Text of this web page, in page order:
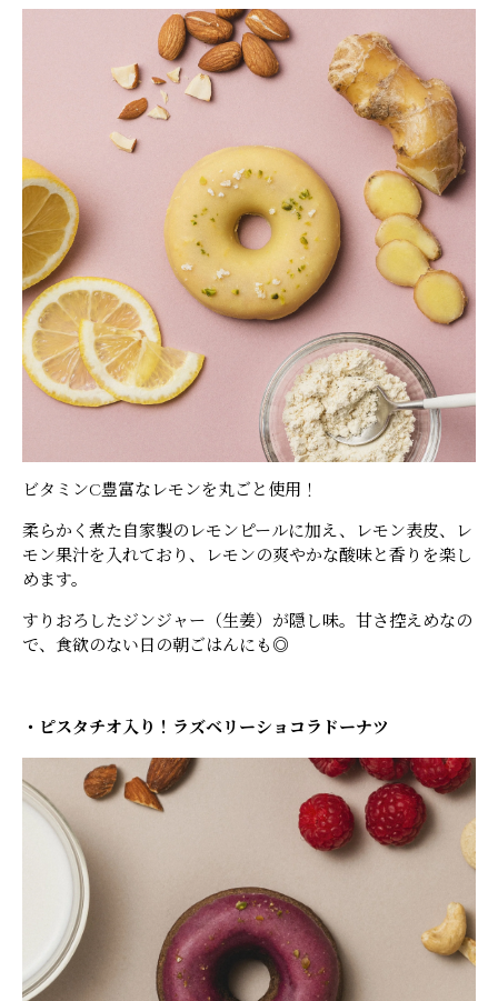
ビタミンC豊富なレモンを丸ごと使用！
柔らかく煮た自家製のレモンピールに加え、レモン表皮、レ
モン果汁を入れており、レモンの爽やかな酸味と香りを楽し
めます。
すりおろしたジンジャー（生姜）が隠し味。甘さ控えめなの
で、食欲のない日の朝ごはんにも◎
・ピスタチオ入り！ラズベリーショコラドーナツ